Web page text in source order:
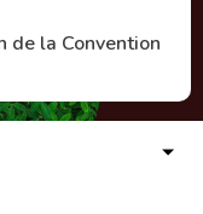
de la Convention